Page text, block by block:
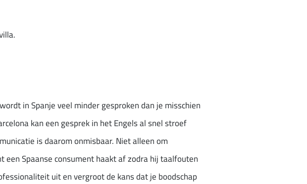
in Spanje veel minder gesproken dan je misschien
kan een gesprek in het Engels al snel stroef
is daarom onmisbaar. Niet alleen om
Spaanse consument haakt af zodra hij taalfouten
uit en vergroot de kans dat je boodschap